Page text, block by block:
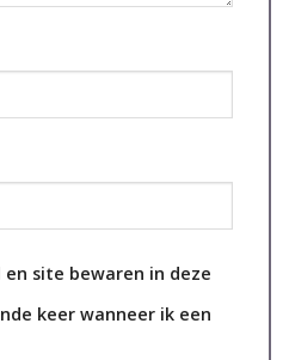
site bewaren in deze
keer wanneer ik een